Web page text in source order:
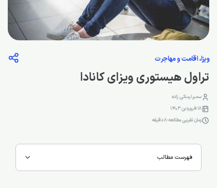
ویزا، اقامت و مهاجرت
تراول هیستوری ویزای کانادا
سمیرا رسائی زاده
18 فروردین 1403
زمان تقریبی مطالعه: 8 دقیقه
فهرست مطالب